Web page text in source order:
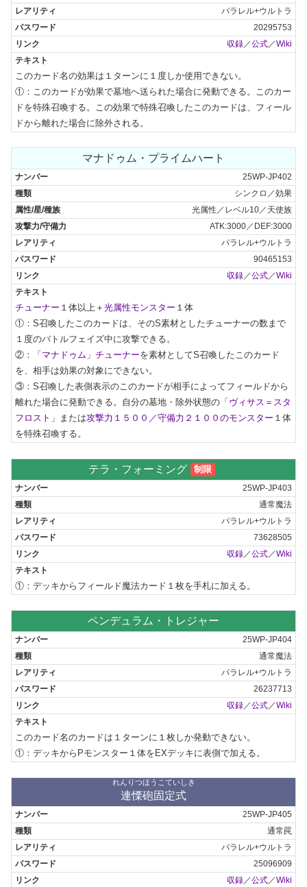
パラレル+ウルトラ
20295753
収録 ／公式 ／Wiki
このカード名の効果は１ターンに１度しか使用できない。
①：このカードが効果で墓地へ送られた場合に発動できる。このカー
ドを特殊召喚する。この効果で特殊召喚したこのカードは、フィール
ドから離れた場合に除外される。
マナドゥム・プライムハート
25WP-JP402
シンクロ／効果
光属性／レベル10／天使族
ATK:3000／DEF:3000
パラレル+ウルトラ
90465153
収録／公式／Wiki
チューナー １体以上＋ 光属性モンスター １体
①：S召喚したこのカードは、そのS素材としたチューナーの数まで
１度のバトルフェイズ中に攻撃できる。
②：
「マナドゥム」チューナーを素材としてS召喚したこのカード
を、相手は効果の対象にできない。
③：S召喚した表側表示のこのカードが相手によってフィールドから
離れた場合に発動できる。自分の墓地・除外状態の「 ヴィサス＝スタ
フロスト 」または攻撃力１５００／守備力２１００のモンスター １体
を特殊召喚する。
テラ・フォーミング 制限
25WP-JP403
通常魔法
パラレル+ウルトラ
73628505
収録 ／公式 ／Wiki
①：デッキからフィールド魔法カード１枚を手札に加える。
ペンデュラム・トレジャー
25WP-JP404
通常魔法
パラレル+ウルトラ
26237713
収録／公式／Wiki
このカード名のカードは１ターンに１枚しか発動できない。
①：デッキからPモンスター１体をEXデッキに表側で加える。
れんりつほうこていしき
連慄砲固定式
25WP-JP405
通常罠
パラレル+ウルトラ
25096909
収録／公式／Wiki